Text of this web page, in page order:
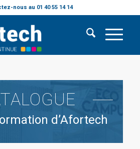
nous au 01 40 55 14 14
d’Afortech